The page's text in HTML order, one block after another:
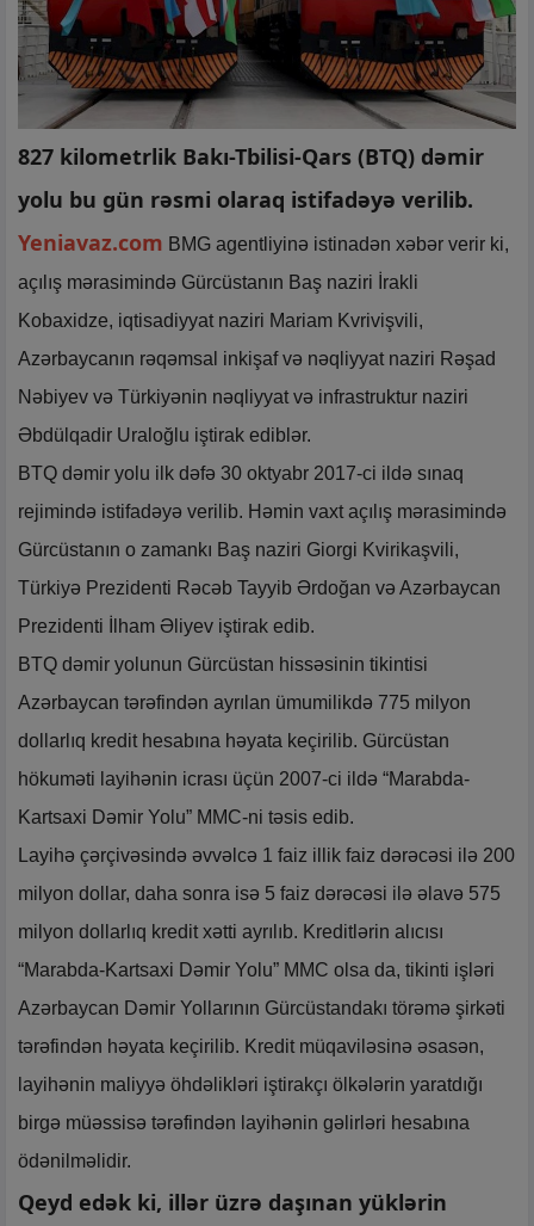
827 kilometrlik Bakı-Tbilisi-Qars (BTQ) dəmir
yolu bu gün rəsmi olaraq istifadəyə verilib.
Yeniavaz.com BMG agentliyinə istinadən xəbər verir ki,
açılış mərasimində Gürcüstanın Baş naziri İrakli
Kobaxidze, iqtisadiyyat naziri Mariam Kvrivişvili,
Azərbaycanın rəqəmsal inkişaf və nəqliyyat naziri Rəşad
Nəbiyev və Türkiyənin nəqliyyat və infrastruktur naziri
Əbdülqadir Uraloğlu iştirak ediblər.
BTQ dəmir yolu ilk dəfə 30 oktyabr 2017-ci ildə sınaq
rejimində istifadəyə verilib. Həmin vaxt açılış mərasimində
Gürcüstanın o zamankı Baş naziri Giorgi Kvirikaşvili,
Türkiyə Prezidenti Rəcəb Tayyib Ərdoğan və Azərbaycan
Prezidenti İlham Əliyev iştirak edib.
BTQ dəmir yolunun Gürcüstan hissəsinin tikintisi
Azərbaycan tərəfindən ayrılan ümumilikdə 775 milyon
dollarlıq kredit hesabına həyata keçirilib. Gürcüstan
hökuməti layihənin icrası üçün 2007-ci ildə “Marabda-
Kartsaxi Dəmir Yolu” MMC-ni təsis edib.
Layihə çərçivəsində əvvəlcə 1 faiz illik faiz dərəcəsi ilə 200
milyon dollar, daha sonra isə 5 faiz dərəcəsi ilə əlavə 575
milyon dollarlıq kredit xətti ayrılıb. Kreditlərin alıcısı
“Marabda-Kartsaxi Dəmir Yolu” MMC olsa da, tikinti işləri
Azərbaycan Dəmir Yollarının Gürcüstandakı törəmə şirkəti
tərəfindən həyata keçirilib. Kredit müqaviləsinə əsasən,
layihənin maliyyə öhdəlikləri iştirakçı ölkələrin yaratdığı
birgə müəssisə tərəfindən layihənin gəlirləri hesabına
ödənilməlidir.
Qeyd edək ki, illər üzrə daşınan yüklərin